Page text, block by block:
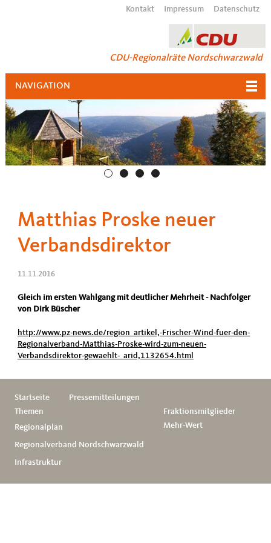
Kontakt Impressum Datenschutz
CDU-Regionalräte Nordschwarzwald
NAVIGATION
Matthias Proske neuer
Verbandsdirektor
11.11.2016
Gleich im ersten Wahlgang mit deutlicher Mehrheit - Nachfolger
von Dirk Büscher
http://www.pz-news.de/region_artikel,-Frischer-Wind-fuer-den-
Regionalverband-Matthias-Proske-wird-zum-neuen-
Verbandsdirektor-gewaehlt-_arid,1132654.html
Startseite
Pressemitteilungen
Themen
Regionalplan
Regionalverband Nordschwarzwald
Infrastruktur
Fraktionsmitglieder
Mehr-Wert